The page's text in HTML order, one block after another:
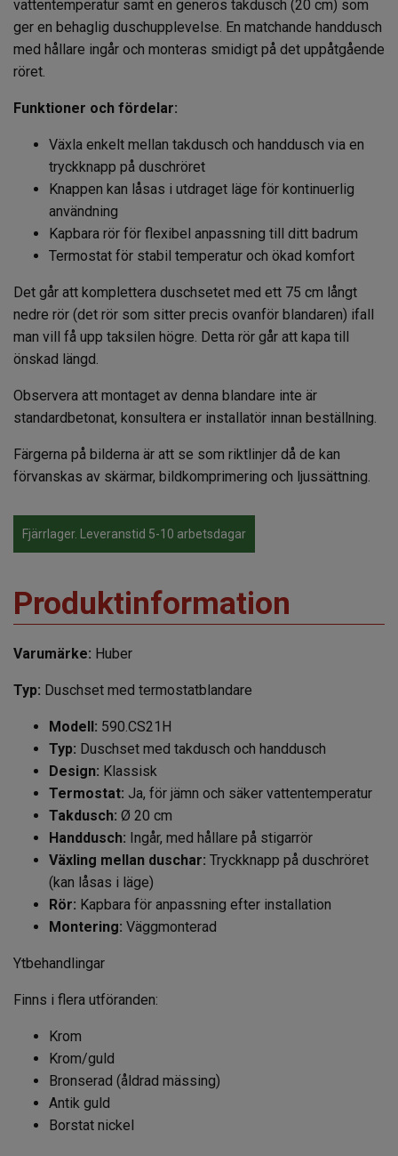
vattentemperatur samt en generös takdusch (20 cm) som
ger en behaglig duschupplevelse. En matchande handdusch
med hållare ingår och monteras smidigt på det uppåtgående
röret.
Funktioner och fördelar:
Växla enkelt mellan takdusch och handdusch via en
tryckknapp på duschröret
Knappen kan låsas i utdraget läge för kontinuerlig
användning
Kapbara rör för flexibel anpassning till ditt badrum
Termostat för stabil temperatur och ökad komfort
Det går att komplettera duschsetet med ett 75 cm långt
nedre rör (det rör som sitter precis ovanför blandaren) ifall
man vill få upp taksilen högre. Detta rör går att kapa till
önskad längd.
Observera att montaget av denna blandare inte är
standardbetonat, konsultera er installatör innan beställning.
Färgerna på bilderna är att se som riktlinjer då de kan
förvanskas av skärmar, bildkomprimering och ljussättning.
Fjärrlager. Leveranstid 5-10 arbetsdagar
Produktinformation
Varumärke: Huber
Typ: Duschset med termostatblandare
Modell: 590.CS21H
Typ: Duschset med takdusch och handdusch
Design: Klassisk
Termostat: Ja, för jämn och säker vattentemperatur
Takdusch: Ø 20 cm
Handdusch: Ingår, med hållare på stigarrör
Växling mellan duschar: Tryckknapp på duschröret
(kan låsas i läge)
Rör: Kapbara för anpassning efter installation
Montering: Väggmonterad
Ytbehandlingar
Finns i flera utföranden:
Krom
Krom/guld
Bronserad (åldrad mässing)
Antik guld
Borstat nickel